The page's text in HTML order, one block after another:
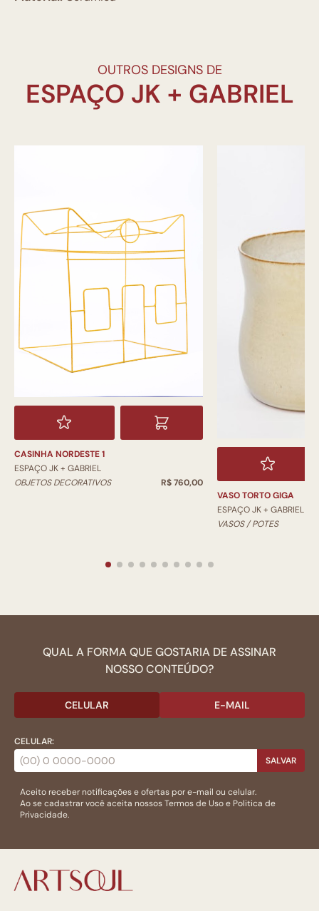
OUTROS DESIGNS DE
CASINHA NORDESTE 1
ESPAÇO JK + GABRIEL
OBJETOS DECORATIVOS
R$ 760,00
VASO TORTO GIGA
ESPAÇO JK + GABRIEL
VASOS / POTES
QUAL A FORMA QUE GOSTARIA DE ASSINAR
NOSSO CONTEÚDO?
CELULAR E-MAIL
CELULAR:
SALVAR
Aceito receber notificações e ofertas por e-mail ou celular.
Ao se cadastrar você aceita nossosTermos de Usoe Politica de
Privacidade.